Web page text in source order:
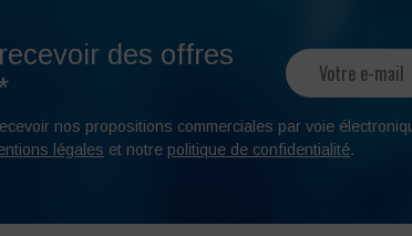
des offres
nos propositions commerciales par voie
légales et notre politique de confidentialité.